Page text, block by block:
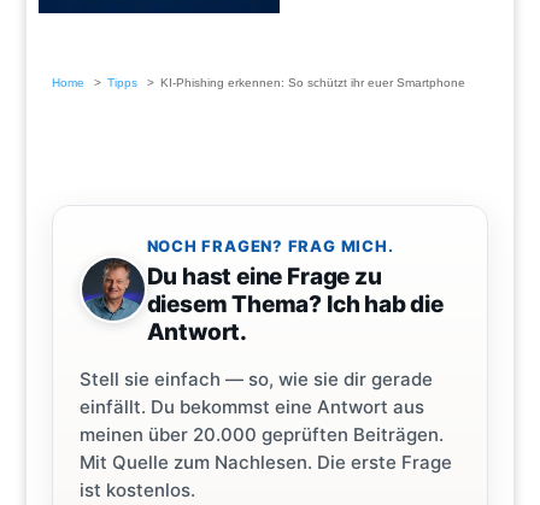
Home Tipps KI-Phishing erkennen: So schützt ihr euer Smartphone
NOCH FRAGEN? FRAG MICH.
Du hast eine Frage zu
diesem Thema? Ich hab die
Antwort.
Stell sie einfach — so, wie sie dir gerade
einfällt. Du bekommst eine Antwort aus
meinen über 20.000 geprüften Beiträgen.
Mit Quelle zum Nachlesen. Die erste Frage
ist kostenlos.